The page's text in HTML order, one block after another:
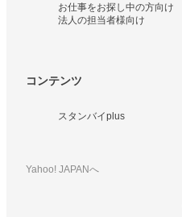
お仕事をお探し中の方向け
法人の担当者様向け
コンテンツ
スタンバイplus
Yahoo! JAPANへ